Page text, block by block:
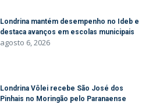
Londrina mantém desempenho no Ideb e
destaca avanços em escolas municipais
agosto 6, 2026
Londrina Vôlei recebe São José dos
Pinhais no Moringão pelo Paranaense